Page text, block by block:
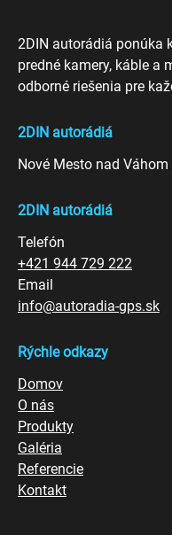
2DIN autorádiá ponúka
predné kamery, káble a
odborné riešenia pre
2DIN autorádiá
Nové Mesto nad Váhom
2DIN autorádiá
Telefón
+421 944 729 222
Email
info@autoradia-gps.sk
Rýchle odkazy
Domov
O nás
Produkty
Galéria
Referencie
Kontakt